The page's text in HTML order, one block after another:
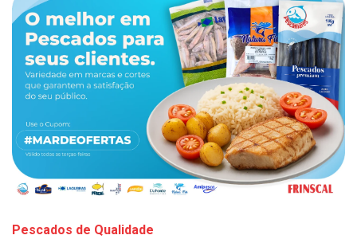
Pescados de Qualidade